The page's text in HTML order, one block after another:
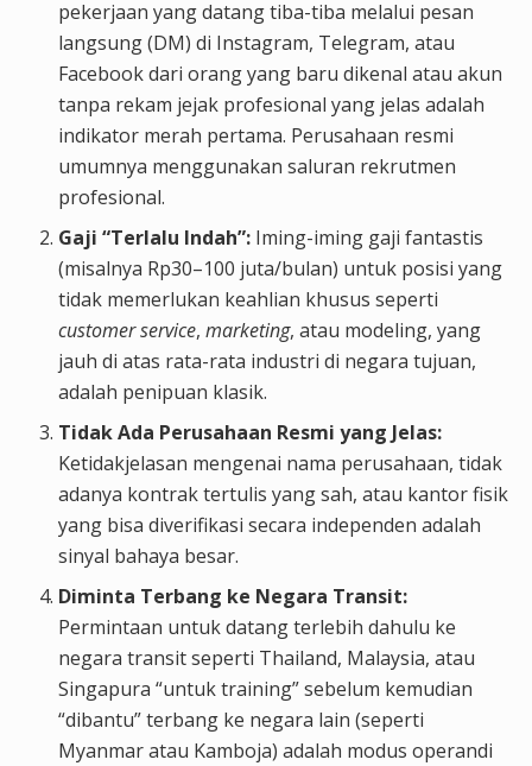
pekerjaan yang datang tiba-tiba melalui pesan
langsung (DM) di Instagram, Telegram, atau
Facebook dari orang yang baru dikenal atau akun
tanpa rekam jejak profesional yang jelas adalah
indikator merah pertama. Perusahaan resmi
umumnya menggunakan saluran rekrutmen
profesional.
Gaji “Terlalu Indah”: Iming-iming gaji fantastis
(misalnya Rp30–100 juta/bulan) untuk posisi yang
tidak memerlukan keahlian khusus seperti
customer service,marketing, atau modeling, yang
jauh di atas rata-rata industri di negara tujuan,
adalah penipuan klasik.
Tidak Ada Perusahaan Resmi yang Jelas:
Ketidakjelasan mengenai nama perusahaan, tidak
adanya kontrak tertulis yang sah, atau kantor fisik
yang bisa diverifikasi secara independen adalah
sinyal bahaya besar.
Diminta Terbang ke Negara Transit:
Permintaan untuk datang terlebih dahulu ke
negara transit seperti Thailand, Malaysia, atau
Singapura “untuk training” sebelum kemudian
“dibantu” terbang ke negara lain (seperti
Myanmar atau Kamboja) adalah modus operandi